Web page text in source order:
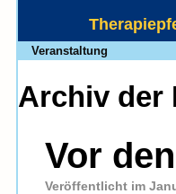
Veranstaltung
Archiv der
Vor
Veröffentlicht im